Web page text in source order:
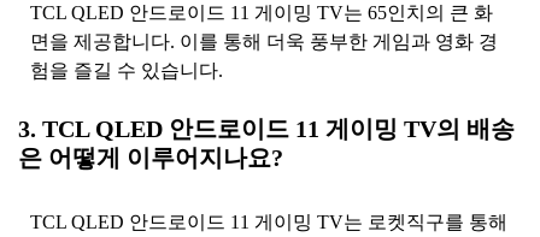
TCL QLED 안드로이드 11 게이밍 TV는 65인치의 큰 화
면을 제공합니다. 이를 통해 더욱 풍부한 게임과 영화 경
험을 즐길 수 있습니다.
3. TCL QLED 안드로이드 11 게이밍 TV의 배송
은 어떻게 이루어지나요?
TCL QLED 안드로이드 11 게이밍 TV는 로켓직구를 통해